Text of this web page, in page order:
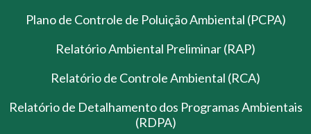
Plano de Controle de Poluição Ambiental (PCPA)
Relatório Ambiental Preliminar (RAP)
Relatório de Controle Ambiental (RCA)
Relatório de Detalhamento dos Programas Ambientais
(RDPA)